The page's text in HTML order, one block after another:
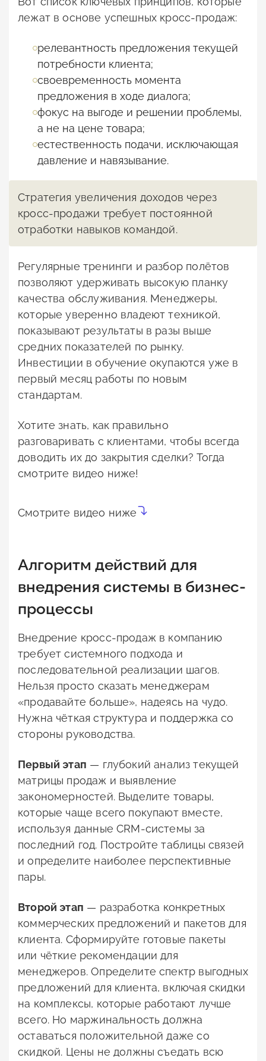
лежат в основе успешных кросс-продаж:
релевантность предложения текущей
потребности клиента;
своевременность момента
предложения в ходе диалога;
фокус на выгоде и решении проблемы,
а не на цене товара;
естественность подачи, исключающая
давление и навязывание.
Стратегия увеличения доходов через
кросс-продажи требует постоянной
отработки навыков командой.
Регулярные тренинги и разбор полётов
позволяют удерживать высокую планку
качества обслуживания. Менеджеры,
которые уверенно владеют техникой,
показывают результаты в разы выше
средних показателей по рынку.
Инвестиции в обучение окупаются уже в
первый месяц работы по новым
стандартам.
Хотите знать, как правильно
разговаривать с клиентами, чтобы всегда
доводить их до закрытия сделки? Тогда
смотрите видео ниже!
Смотрите видео ниже
Алгоритм действий для
внедрения системы в бизнес-
процессы
Внедрение кросс-продаж в компанию
требует системного подхода и
последовательной реализации шагов.
Нельзя просто сказать менеджерам
«продавайте больше», надеясь на чудо.
Нужна чёткая структура и поддержка со
стороны руководства.
Первый этап — глубокий анализ текущей
матрицы продаж и выявление
закономерностей. Выделите товары,
которые чаще всего покупают вместе,
используя данные CRM-системы за
последний год. Постройте таблицы связей
и определите наиболее перспективные
пары.
Второй этап — разработка конкретных
коммерческих предложений и пакетов для
клиента. Сформируйте готовые пакеты
или чёткие рекомендации для
менеджеров. Определите спектр выгодных
предложений для клиента, включая скидки
на комплексы, которые работают лучше
всего. Но маржинальность должна
оставаться положительной даже со
скидкой. Цены не должны съедать всю